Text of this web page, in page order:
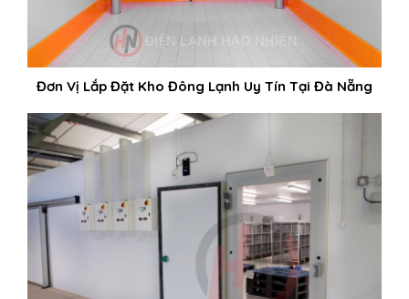
Đơn Vị Lắp Đặt Kho Đông Lạnh Uy Tín Tại Đà Nẵng